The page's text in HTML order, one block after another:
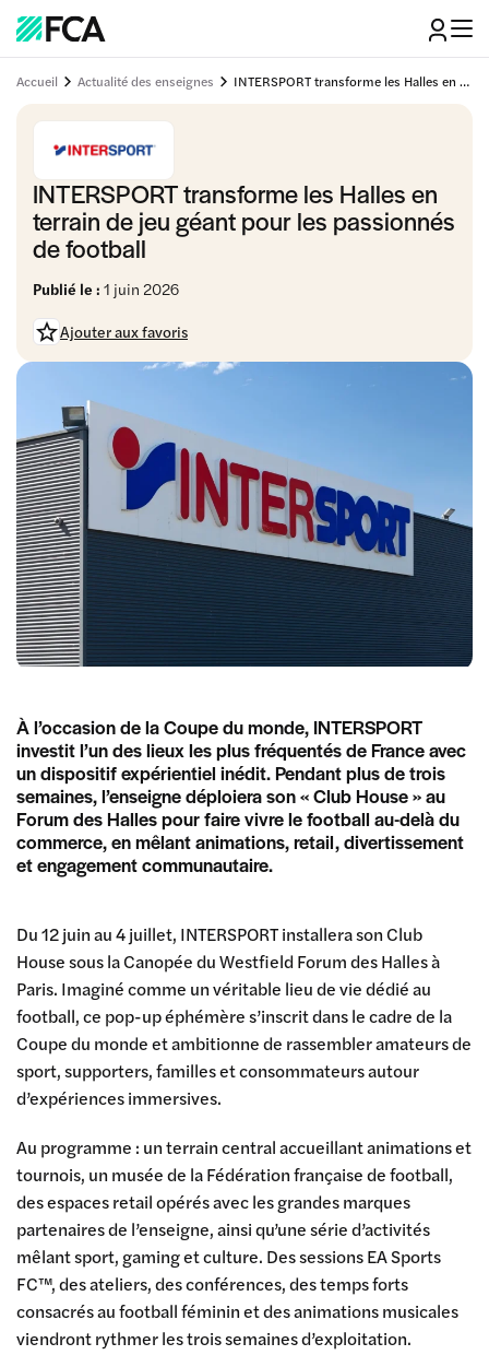
Accueil Actualité des enseignes INTERSPORT transforme les Halles en terrain de jeu géant pour les passionnés de football
INTERSPORT transforme les Halles en
terrain de jeu géant pour les passionnés
de football
Publié le : 1 juin 2026
Ajouter aux favoris
À l’occasion de la Coupe du monde, INTERSPORT
investit l’un des lieux les plus fréquentés de France avec
un dispositif expérientiel inédit. Pendant plus de trois
semaines, l’enseigne déploiera son « Club House » au
Forum des Halles pour faire vivre le football au-delà du
commerce, en mêlant animations, retail, divertissement
et engagement communautaire.
Du 12 juin au 4 juillet, INTERSPORT installera son Club
House sous la Canopée du Westfield Forum des Halles à
Paris. Imaginé comme un véritable lieu de vie dédié au
football, ce pop-up éphémère s’inscrit dans le cadre de la
Coupe du monde et ambitionne de rassembler amateurs de
sport, supporters, familles et consommateurs autour
d’expériences immersives.
Au programme : un terrain central accueillant animations et
tournois, un musée de la Fédération française de football,
des espaces retail opérés avec les grandes marques
partenaires de l’enseigne, ainsi qu’une série d’activités
mêlant sport, gaming et culture. Des sessions EA Sports
FC™, des ateliers, des conférences, des temps forts
consacrés au football féminin et des animations musicales
viendront rythmer les trois semaines d’exploitation.